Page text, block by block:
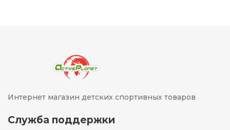
Интернет магазин детских спортивных товаров
Служба поддержки